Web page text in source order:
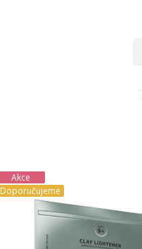
Akce
Doporučujeme